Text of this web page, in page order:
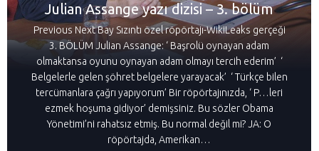
Julian Assange yazı dizisi – 3. bölüm
Previous Next Bay Sızıntı özel röpörtajı-WikiLeaks gerçeği
3. BÖLÜM Julian Assange: ‘ Başrolü oynayan adam
olmaktansa oyunu oynayan adam olmayı tercih ederim’ ‘
Belgelerle gelen şöhret belgelere yarayacak’ ‘ Türkçe bilen
tercümanlara çağrı yapıyorum’ Bir röpörtajınızda, ‘ P…leri
ezmek hoşuma gidiyor’ demişsiniz. Bu sözler Obama
Yönetimi’ni rahatsız etmiş. Bu normal değil mi? JA: O
röpörtajda, Amerikan…